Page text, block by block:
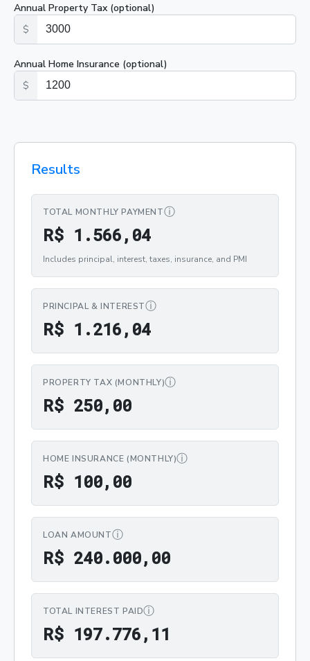
Annual Property Tax (optional)
$
Annual Home Insurance (optional)
$
Results
TOTAL MONTHLY PAYMENTⓘ
R$ 1 .566, 04R$ 1.566,04
Includes principal, interest, taxes, insurance, and PMI
PRINCIPAL & INTERESTⓘ
R$ 1 .216, 04R$ 1.216,04
PROPERTY TAX (MONTHLY)ⓘ
R$ 250, 00R$ 250,00
HOME INSURANCE (MONTHLY)ⓘ
R$ 100, 00R$ 100,00
LOAN AMOUNTⓘ
R$ 240.000, 00R$ 240.000,00
TOTAL INTEREST PAIDⓘ
R$ 197.776, 11